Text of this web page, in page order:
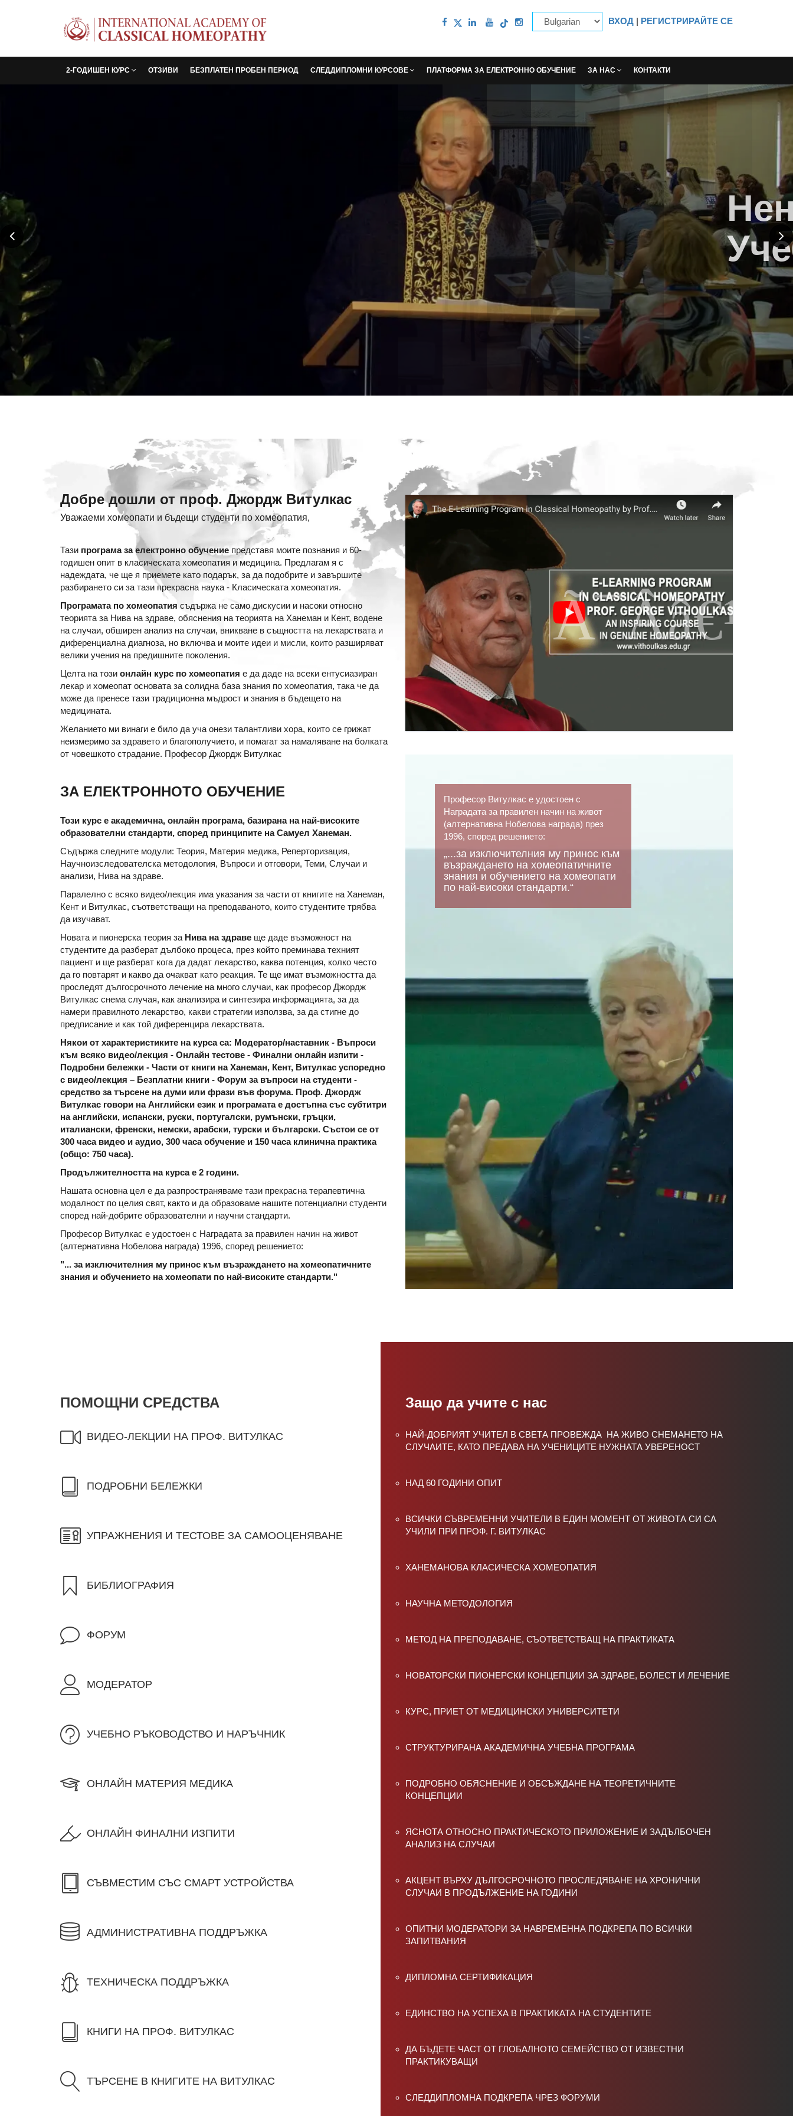
ВХОД | РЕГИСТРИРАЙТЕ СЕ
2-ГОДИШЕН КУРС ОТЗИВИ БЕЗПЛАТЕН ПРОБЕН ПЕРИОД СЛЕДДИПЛОМНИ КУРСОВЕ ПЛАТФОРМА ЗА ЕЛЕКТРОННО ОБУЧЕНИЕ ЗА НАС КОНТАКТИ
Ненадмината Възможност За Богат
Добре дошли от проф. Джордж Витулкас
Уважаеми хомеопати и бъдещи студенти по хомеопатия,
Тази програма за eлектронно обучение представя моите познания и 60-
годишен опит в класическата хомеопатия и медицина. Предлагам я с
надеждата, че ще я приемете като подарък, за да подобрите и завършите
разбирането си за тази прекрасна наука - Класическата хомеопатия.
Програмата по хомеопатия съдържа не само дискусии и насоки относно
теорията за Нива на здраве, обяснения на теорията на Ханеман и Кент, водене
на случаи, обширен анализ на случаи, вникване в същността на лекарствата и
диференциална диагноза, но включва и моите идеи и мисли, които разширяват
велики учения на предишните поколения.
Целта на този онлайн курс по хомеопатия е да даде на всеки ентусиазиран
лекар и хомеопат основата за солидна база знания по хомеопатия, така че да
може да пренесе тази традиционна мъдрост и знания в бъдещето на
медицината.
Желанието ми винаги е било да уча онези талантливи хора, които се грижат
неизмеримо за здравето и благополучието, и помагат за намаляване на болката
от човешкото страдание. Професор Джордж Витулкас
ЗА ЕЛЕКТРОННОTO ОБУЧЕНИЕ
Този курс е академична, онлайн програма, базирана на най-високите
образователни стандарти, според принципите на Самуел Ханеман.
Съдържа следните модули: Теория, Материя медика, Реперторизация,
Hаучноизследователскa методология, Въпроси и отговори, Теми, Случаи и
анализи, Нива на здраве.
Паралелно с всяко видео/лекция има указания за части от книгите на Ханеман,
Кент и Витулкас, съответстващи на преподаваното, които студентите трябва
да изучават.
Новата и пионерска теория за Нива на здраве ще даде възможност на
студентите да разберат дълбоко процеса, през който преминава техният
пациент и ще разберат кога да дадат лекарство, каква потенция, колко често
да го повтарят и какво да очакват като реакция. Те ще имат възможността да
проследят дългосрочното лечение на много случаи, как професор Джордж
Витулкас снема случая, как анализира и синтезира информацията, за да
намери правилното лекарство, какви стратегии използва, за да стигне до
предписание и как той диференцира лекарствата.
Някои от характеристиките на курса са: Модератор/наставник - Въпроси
към всяко видео/лекция - Онлайн тестове - Финални онлайн изпити -
Подробни бележки - Части от книги на Ханеман, Кент, Витулкас успоредно
с видео/лекция – Безплатни книги - Форум за въпроси на студенти -
средство за търсене на думи или фрази във форума. Проф. Джордж
Витулкас говори на Aнглийски език и програмата е достъпна със субтитри
на английски, испански, руски, португалски, румънски, гръцки,
италиански, френски, немски, арабски, турски и български. Състои се от
300 часа видео и аудио, 300 часа обучение и 150 часа клинична практика
(общо: 750 часа).
Продължителността на курса е 2 години.
Нашата основна цел е да разпространяваме тази прекрасна терапевтична
модалност по целия свят, както и да образоваме нашите потенциални студенти
според най-добрите образователни и научни стандарти.
Професор Витулкас е удостоен с Наградата за правилен начин на живот
(алтернативна Нобелова награда) 1996, според решението:
"... за изключителния му принос към възраждането на хомеопатичните
знания и обучението на хомеопати по най-високите стандарти."
Професор Витулкас е удостоен с
Наградата за правилен начин на живот
(алтернативна Нобелова награда) през
1996, според решението:
„...за изключителния му принос към
възраждането на хомеопатичните
знания и обучението на хомеопати
по най-високи стандарти.“
ПОМОЩНИ СРЕДСТВА
ВИДЕО-ЛЕКЦИИ НА ПРОФ. ВИТУЛКАС
ПОДРОБНИ БЕЛЕЖКИ
УПРАЖНЕНИЯ И ТЕСТОВЕ ЗА САМООЦЕНЯВАНЕ
БИБЛИОГРАФИЯ
ФОРУМ
МОДЕРАТОР
УЧЕБНО РЪКОВОДСТВО И НАРЪЧНИК
ОНЛАЙН МАТЕРИЯ МЕДИКА
ОНЛАЙН ФИНАЛНИ ИЗПИТИ
СЪВМЕСТИМ СЪС СМАРТ УСТРОЙСТВА
АДМИНИСТРАТИВНА ПОДДРЪЖКА
ТЕХНИЧЕСКА ПОДДРЪЖКА
КНИГИ НА ПРОФ. ВИТУЛКАС
ТЪРСЕНЕ В КНИГИТЕ НА ВИТУЛКАС
Защо да учите с нас
НАЙ-ДОБРИЯТ УЧИТЕЛ В СВЕТА ПРОВЕЖДА НА ЖИВО СНЕМАНЕТО НА
СЛУЧАИТЕ, КАТО ПРЕДАВА НА УЧЕНИЦИТЕ НУЖНАТА УВЕРЕНОСТ
НАД 60 ГОДИНИ ОПИТ
ВСИЧКИ СЪВРЕМЕННИ УЧИТЕЛИ В ЕДИН МОМЕНТ ОТ ЖИВОТА СИ СА
УЧИЛИ ПРИ ПРОФ. Г. ВИТУЛКАС
ХАНЕМАНОВА КЛАСИЧЕСКА ХОМЕОПАТИЯ
НАУЧНА МЕТОДОЛОГИЯ
МЕТОД НА ПРЕПОДАВАНЕ, СЪОТВЕТСТВАЩ НА ПРАКТИКАТА
НОВАТОРСКИ ПИОНЕРСКИ КОНЦЕПЦИИ ЗА ЗДРАВЕ, БОЛЕСТ И ЛЕЧЕНИЕ
КУРС, ПРИЕТ ОТ МЕДИЦИНСКИ УНИВЕРСИТЕТИ
СТРУКТУРИРАНА АКАДЕМИЧНА УЧЕБНА ПРОГРАМА
ПОДРОБНО ОБЯСНЕНИЕ И ОБСЪЖДАНЕ НА ТЕОРЕТИЧНИТЕ
КОНЦЕПЦИИ
ЯСНОТА ОТНОСНО ПРАКТИЧЕСКОТО ПРИЛОЖЕНИЕ И ЗАДЪЛБОЧЕН
АНАЛИЗ НА СЛУЧАИ
АКЦЕНТ ВЪРХУ ДЪЛГОСРОЧНОТО ПРОСЛЕДЯВАНЕ НА ХРОНИЧНИ
СЛУЧАИ В ПРОДЪЛЖЕНИЕ НА ГОДИНИ
ОПИТНИ МОДЕРАТОРИ ЗА НАВРЕМЕННА ПОДКРЕПА ПО ВСИЧКИ
ЗАПИТВАНИЯ
ДИПЛОМНА СЕРТИФИКАЦИЯ
ЕДИНСТВО НА УСПЕХА В ПРАКТИКАТА НА СТУДЕНТИТЕ
ДА БЪДЕТЕ ЧАСТ ОТ ГЛОБАЛНОТО СЕМЕЙСТВО ОТ ИЗВЕСТНИ
ПРАКТИКУВАЩИ
СЛЕДДИПЛОМНА ПОДКРЕПА ЧРЕЗ ФОРУМИ